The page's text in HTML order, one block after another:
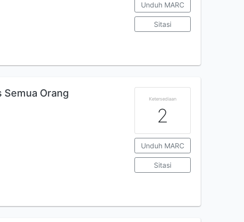
Unduh MARC
Sitasi
Orang Ketersediaan
2
Unduh MARC
Sitasi